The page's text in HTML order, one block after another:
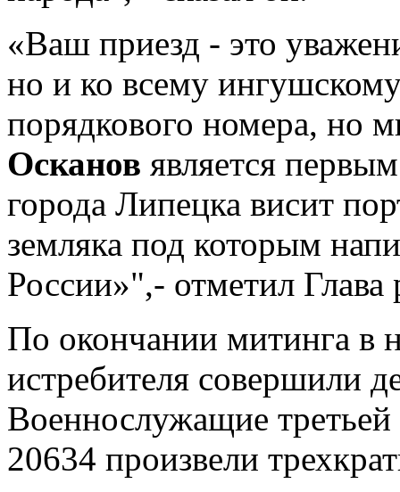
«Ваш приезд - это
но и ко всему
порядкового номера, но
Осканов является
города Липецка висит
земляка под которым
России»",- отметил Глава
По окончании митинга в
истребителя совершили
Военнослужащие третьей
20634 произвели